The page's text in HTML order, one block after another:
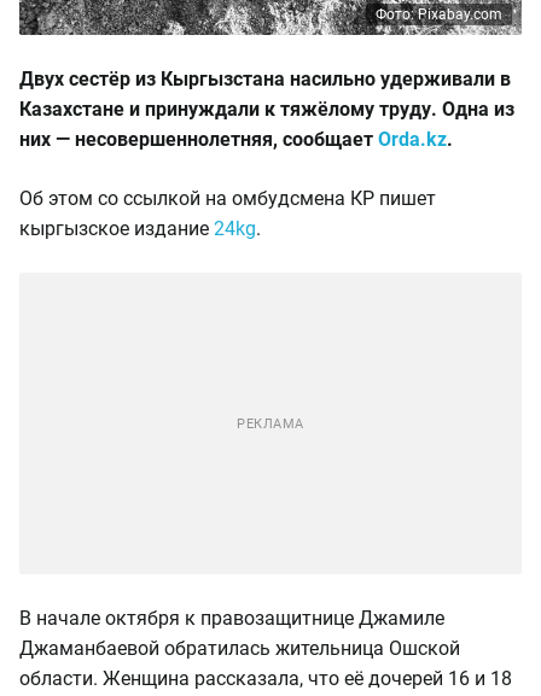
Фото: Pixabay.com
Двух сестёр из Кыргызстана насильно удерживали в
Казахстане и принуждали к тяжёлому труду. Одна из
них — несовершеннолетняя, сообщает Orda.kz.
Об этом со ссылкой на омбудсмена КР пишет
кыргызское издание 24kg.
В начале октября к правозащитнице Джамиле
Джаманбаевой обратилась жительница Ошской
области. Женщина рассказала, что её дочерей 16 и 18